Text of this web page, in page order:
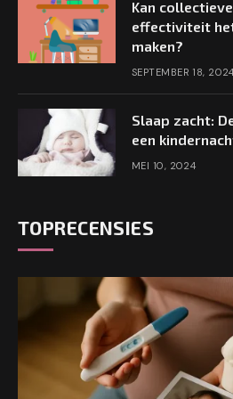
Kan
effectiviteit
maken?
SEPTEMBER 18, 2024
Slaap zacht:
een
MEI 10, 2024
TOPRECENSIES